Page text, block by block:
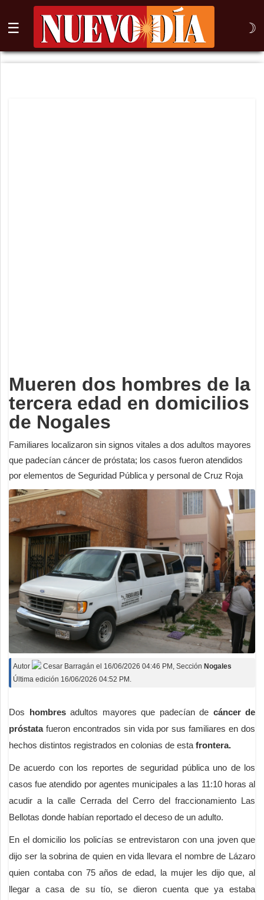
☰ ☽
⌕
Mueren dos hombres de la
tercera edad en domicilios
de Nogales
Familiares localizaron sin signos vitales a dos adultos mayores
que padecían cáncer de próstata; los casos fueron atendidos
por elementos de Seguridad Pública y personal de Cruz Roja
Autor Cesar Barragán el 16/06/2026 04:46 PM , Sección Nogales
Última edición 16/06/2026 04:52 PM.
Dos hombresadultos mayores que padecían de cáncer de
próstatafueron encontrados sin vida por sus familiares en dos
hechos distintos registrados en colonias de estafrontera.
De acuerdo con los reportes de seguridad pública uno de los
casos fue atendido por agentes municipales a las 11:10 horas al
acudir a la calle Cerrada del Cerro del fraccionamiento Las
Bellotas donde habían reportado el deceso de un adulto.
En el domicilio los policías se entrevistaron con una joven que
dijo ser la sobrina de quien en vida llevara el nombre de Lázaro
quien contaba con 75 años de edad, la mujer les dijo que, al
llegar a casa de su tío, se dieron cuenta que ya estaba